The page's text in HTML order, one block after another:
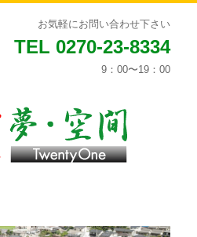
お気軽にお問い合わせ下さい
TEL 0270-23-8334
9：00〜19：00